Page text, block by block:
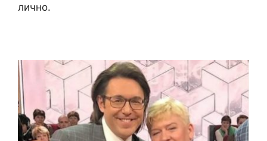
лично.